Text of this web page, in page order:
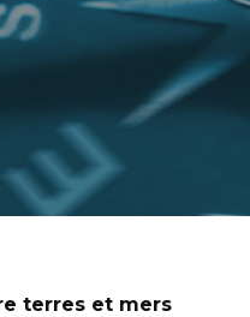
terres et mers